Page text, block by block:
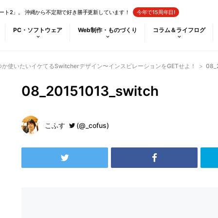
2」。 沖縄から不定期で好き勝手更新しています！ 今年で15周年目!
PC・ソフトウェア Web制作・ものづくり コラム＆ライフログ
使いたいイケてるSwitcherデザイン〜インスピレーションをGETせよ！ >
08_20151013_switch
こふす (@_cofus)